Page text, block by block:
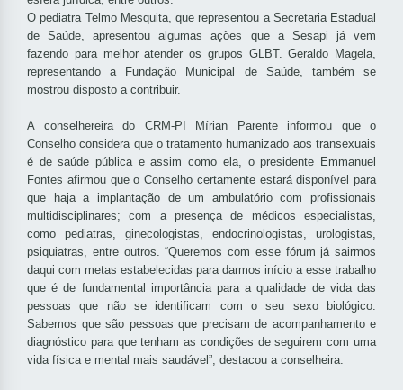
O pediatra Telmo Mesquita, que representou a Secretaria Estadual
de Saúde, apresentou algumas ações que a Sesapi já vem
fazendo para melhor atender os grupos GLBT. Geraldo Magela,
representando a Fundação Municipal de Saúde, também se
mostrou disposto a contribuir.
A conselhereira do CRM-PI Mírian Parente informou que o
Conselho considera que o tratamento humanizado aos transexuais
é de saúde pública e assim como ela, o presidente Emmanuel
Fontes afirmou que o Conselho certamente estará disponível para
que haja a implantação de um ambulatório com profissionais
multidisciplinares; com a presença de médicos especialistas,
como pediatras, ginecologistas, endocrinologistas, urologistas,
psiquiatras, entre outros. “Queremos com esse fórum já sairmos
daqui com metas estabelecidas para darmos início a esse trabalho
que é de fundamental importância para a qualidade de vida das
pessoas que não se identificam com o seu sexo biológico.
Sabemos que são pessoas que precisam de acompanhamento e
diagnóstico para que tenham as condições de seguirem com uma
vida física e mental mais saudável”, destacou a conselheira.